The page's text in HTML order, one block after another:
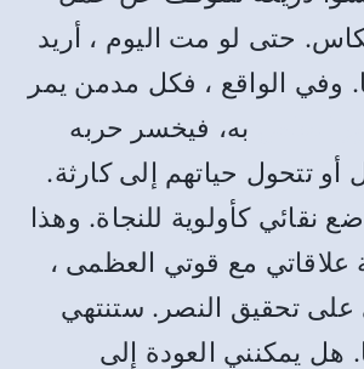
حتى لو مت اليوم ، أريد
وفي الواقع ، فكل مدمن يمر
به، فيخسر حربه
أو تتحول حياتهم إلى كارثة.
نقائي كأولوية للنجاة. وهذا
علاقاتي مع قوتي العظمى ،
على تحقيق النصر. ستنتهي
هل يمكنني العودة إلى